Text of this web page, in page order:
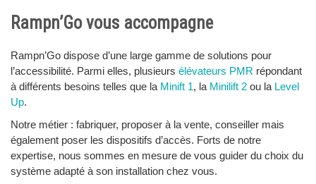
Rampn’Go vous accompagne
Rampn’Go dispose d’une large gamme de solutions pour
l’accessibilité. Parmi elles, plusieurs élévateurs PMR répondant
à différents besoins telles que la Minift 1, la Minilift 2 ou la Level
Up.
Notre métier : fabriquer, proposer à la vente, conseiller mais
également poser les dispositifs d’accès. Forts de notre
expertise, nous sommes en mesure de vous guider du choix du
système adapté à son installation chez vous.